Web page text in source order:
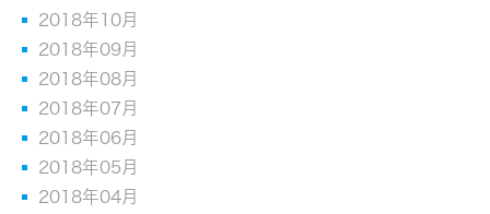
2018年10月
2018年09月
2018年08月
2018年07月
2018年06月
2018年05月
2018年04月